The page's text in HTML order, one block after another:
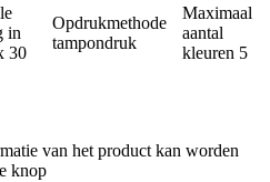
in
30
Opdrukmethode
tampondruk
Maximaal
aantal
kleuren 5
van het product kan worden
knop